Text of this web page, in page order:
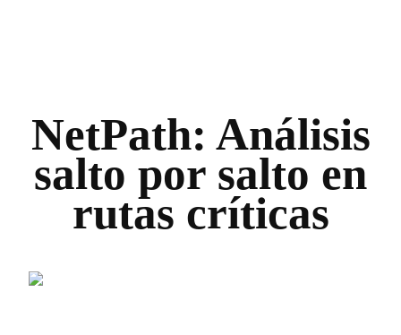
NetPath: Análisis
salto por salto en
rutas críticas